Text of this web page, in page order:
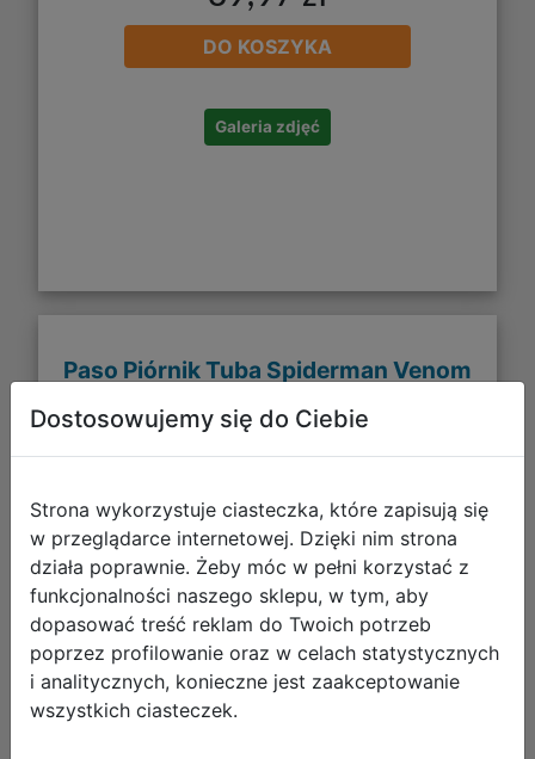
DO KOSZYKA
Galeria zdjęć
Paso Piórnik Tuba Spiderman Venom
SP26VO-003
Dostosowujemy się do Ciebie
Strona wykorzystuje ciasteczka, które zapisują się
w przeglądarce internetowej. Dzięki nim strona
działa poprawnie. Żeby móc w pełni korzystać z
funkcjonalności naszego sklepu, w tym, aby
dopasować treść reklam do Twoich potrzeb
poprzez profilowanie oraz w celach statystycznych
i analitycznych, konieczne jest zaakceptowanie
wszystkich ciasteczek.